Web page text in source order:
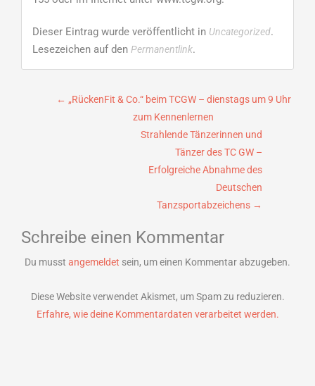
Dieser Eintrag wurde veröffentlicht in Uncategorized.
Lesezeichen auf den Permanentlink.
Beitragsnavigation
← „RückenFit & Co.“ beim TCGW – dienstags um 9 Uhr
zum Kennenlernen
Strahlende Tänzerinnen und
Tänzer des TC GW –
Erfolgreiche Abnahme des
Deutschen
Tanzsportabzeichens →
Schreibe einen Kommentar
Du musst angemeldet sein, um einen Kommentar abzugeben.
Diese Website verwendet Akismet, um Spam zu reduzieren.
Erfahre, wie deine Kommentardaten verarbeitet werden.